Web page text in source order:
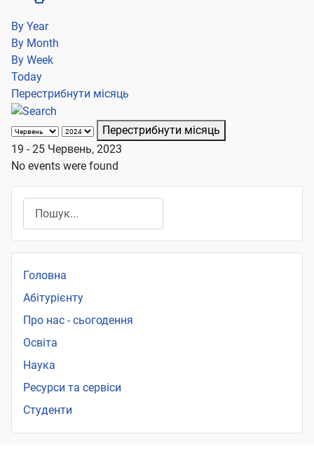
By Year
By Month
By Week
Today
Перестрибнути місяць
Перестрибнути місяць
19 - 25 Червень, 2023
No events were found
Головна
Абітурієнту
Про нас - сьогодення
Освіта
Наука
Ресурси та сервіси
Студенти